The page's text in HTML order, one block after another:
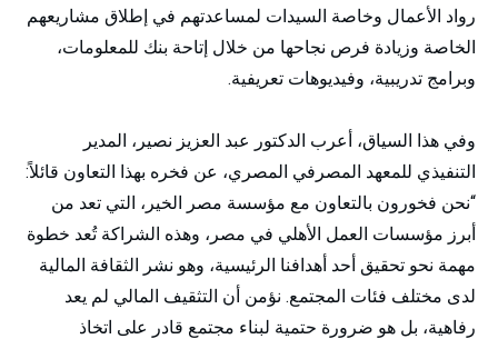
رواد الأعمال وخاصة السيدات لمساعدتهم في إطلاق مشاريعهم
الخاصة وزيادة فرص نجاحها من خلال إتاحة بنك للمعلومات،
وبرامج تدريبية، وفيديوهات تعريفية.
وفي هذا السياق، أعرب الدكتور عبد العزيز نصير، المدير
التنفيذي للمعهد المصرفي المصري، عن فخره بهذا التعاون قائلاً:
“نحن فخورون بالتعاون مع مؤسسة مصر الخير، التي تعد من
أبرز مؤسسات العمل الأهلي في مصر، وهذه الشراكة تُعد خطوة
مهمة نحو تحقيق أحد أهدافنا الرئيسية، وهو نشر الثقافة المالية
لدى مختلف فئات المجتمع. نؤمن أن التثقيف المالي لم يعد
رفاهية، بل هو ضرورة حتمية لبناء مجتمع قادر على اتخاذ